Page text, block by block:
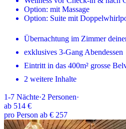
Option: mit Massage
Option: Suite mit
Übernachtung im Zimmer
exklusives 3-Gang Abendessen
Eintritt in das 400m² grosse
2 weitere Inhalte
1-7 Nächte·2 Personen·
ab 514 €
pro Person ab € 257